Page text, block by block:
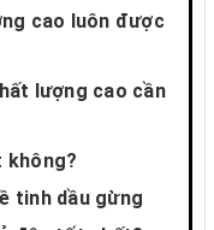
cao luôn được
lượng cao cần
không?
tinh dầu gừng